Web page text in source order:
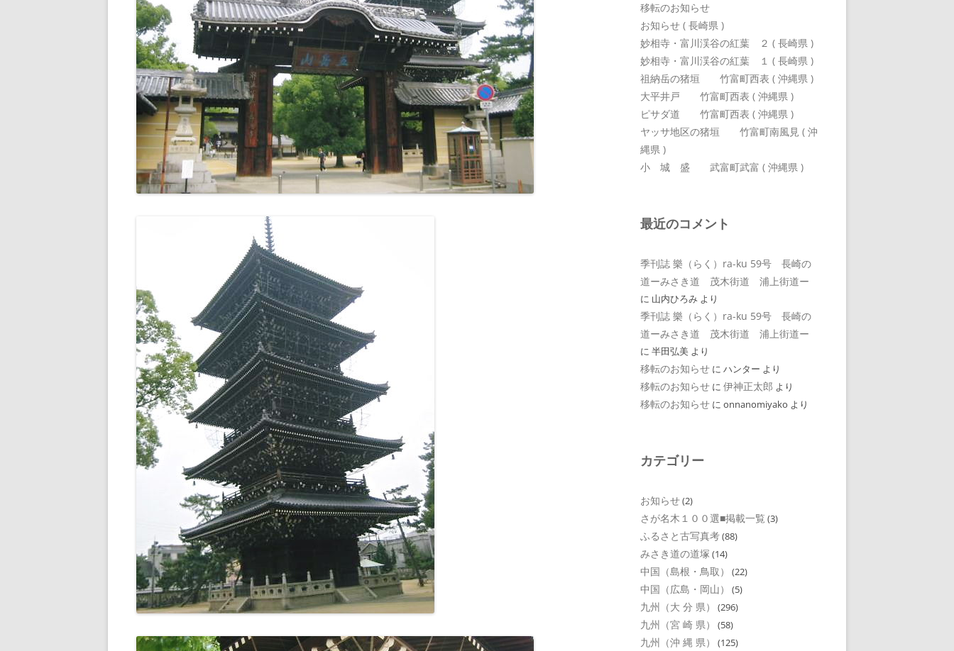
移転のお知らせ
お知らせ ( 長崎県 )
妙相寺・富川渓谷の紅葉 ２ ( 長崎県 )
妙相寺・富川渓谷の紅葉 １ ( 長崎県 )
祖納岳の猪垣 竹富町西表 ( 沖縄県 )
大平井戸 竹富町西表 ( 沖縄県 )
ピサダ道 竹富町西表 ( 沖縄県 )
ヤッサ地区の猪垣 竹富町南風見 ( 沖
縄県 )
小 城 盛 武富町武富 ( 沖縄県 )
最近のコメント
季刊誌 樂（らく）ra-ku 59号 長崎の
道ーみさき道 茂木街道 浦上街道ー
に 山内ひろみ より
季刊誌 樂（らく）ra-ku 59号 長崎の
道ーみさき道 茂木街道 浦上街道ー
に 半田弘美 より
移転のお知らせ に ハンター より
移転のお知らせ に 伊神正太郎 より
移転のお知らせ に onnanomiyako より
カテゴリー
お知らせ(2)
さが名木１００選■掲載一覧 (3)
ふるさと古写真考(88)
みさき道の道塚 (14)
中国（島根・鳥取） (22)
中国（広島・岡山） (5)
九州（大 分 県） (296)
九州（宮 崎 県） (58)
九州（沖 縄 県） (125)